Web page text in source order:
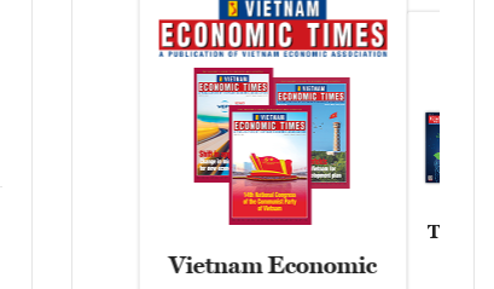
Vietnam Economic
Tạp